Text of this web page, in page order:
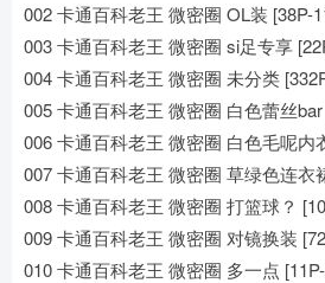
002 卡通百科老王 微密圈 OL装 [38P-
003 卡通百科老王 微密圈 si足专享
004 卡通百科老王 微密圈 未分类
005 卡通百科老王 微密圈 白色蕾丝
006 卡通百科老王 微密圈 白色毛呢内
007 卡通百科老王 微密圈 草绿色连衣
008 卡通百科老王 微密圈 打篮球？
009 卡通百科老王 微密圈 对镜换装
010 卡通百科老王 微密圈 多一点